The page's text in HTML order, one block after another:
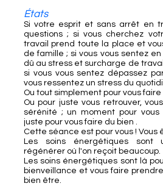
États
Si votre esprit et sans arrêt en
questions ; si vous cherchez
travail prend toute la place et
de famille ; si vous vous sentez
dû au stress et surcharge de
si vous vous sentez dépassez
vous ressentez un stress du
Ou tout simplement pour vous faire
Ou pour juste vous retrouver,
sérénité ; un moment pour vous
juste pour vous faire du bien .
Cette séance est pour vous ! Vous
Les soins énergétiques sont
régénérer où l'on reçoit beaucoup.
Les soins énergétiques sont là
bienveillance et vous faire
bien être.